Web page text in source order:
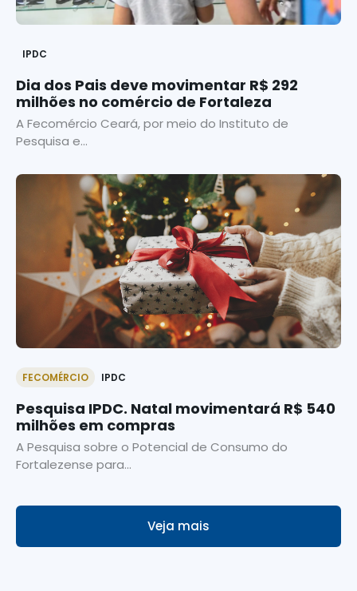
IPDC
Dia dos Pais deve movimentar R$ 292
milhões no comércio de Fortaleza
A Fecomércio Ceará, por meio do Instituto de
Pesquisa e...
FECOMÉRCIO IPDC
Pesquisa IPDC. Natal movimentará R$ 540
milhões em compras
A Pesquisa sobre o Potencial de Consumo do
Fortalezense para...
Veja mais